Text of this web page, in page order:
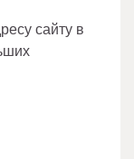
сайту в